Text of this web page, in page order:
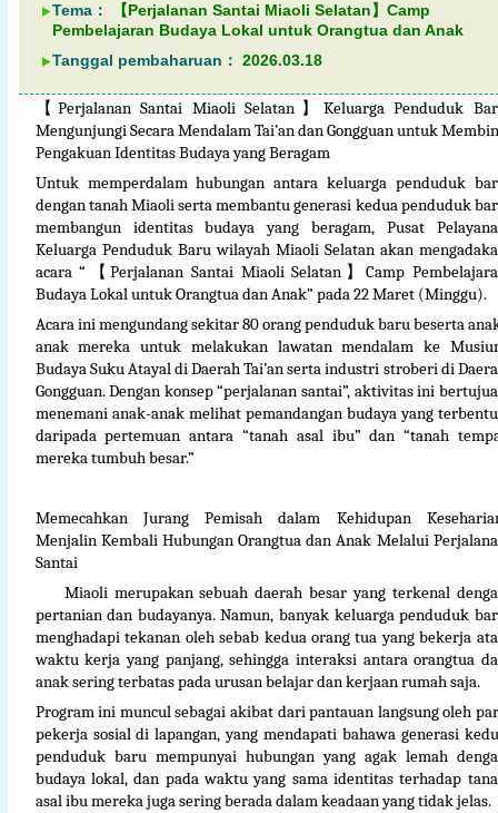
Tema：
【Perjalanan Santai Miaoli Selatan】Camp
Pembelajaran Budaya Lokal untuk Orangtua dan Anak
Tanggal pembaharuan： 2026.03.18
【Perjalanan Santai Miaoli Selatan 】Keluarga Penduduk
Mengunjungi Secara Mendalam Tai’an dan Gongguan untuk
Pengakuan Identitas Budaya yang Beragam
Untuk memperdalam hubungan antara keluarga penduduk
dengan tanah Miaoli serta membantu generasi kedua penduduk
membangun identitas budaya yang beragam, Pusat
Keluarga Penduduk Baru wilayah Miaoli Selatan akan
acara “ 【Perjalanan Santai Miaoli Selatan 】Camp
Budaya Lokal untuk Orangtua dan Anak” pada 22 Maret (Minggu).
Acara ini mengundang sekitar 80 orang penduduk baru beserta
anak mereka untuk melakukan lawatan mendalam ke
Budaya Suku Atayal di Daerah Tai’an serta industri stroberi di
Gongguan. Dengan konsep “perjalanan santai”, aktivitas ini
menemani anak-anak melihat pemandangan budaya yang
daripada pertemuan antara “tanah asal ibu” dan “tanah
mereka tumbuh besar.”
Memecahkan Jurang Pemisah dalam Kehidupan
Menjalin Kembali Hubungan Orangtua dan Anak Melalui
Santai
Miaoli merupakan sebuah daerah besar yang terkenal
pertanian dan budayanya. Namun, banyak keluarga penduduk
menghadapi tekanan oleh sebab kedua orang tua yang bekerja
waktu kerja yang panjang, sehingga interaksi antara orangtua
anak sering terbatas pada urusan belajar dan kerjaan rumah saja.
Program ini muncul sebagai akibat dari pantauan langsung oleh
pekerja sosial di lapangan, yang mendapati bahawa generasi
penduduk baru mempunyai hubungan yang agak lemah
budaya lokal, dan pada waktu yang sama identitas terhadap
asal ibu mereka juga sering berada dalam keadaan yang tidak jelas.